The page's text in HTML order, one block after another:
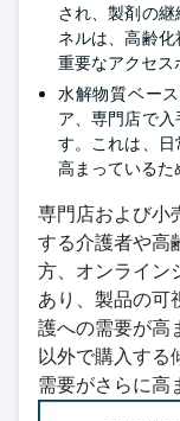
され、製剤の
ネルは、高齢
重要なアクセス
水解物質ベー
ア、専門店で
す。これは、
高まっているた
専門店および小
する介護者や高
方、オンライン
あり、製品の可
護への需要が高
以外で購入する
需要がさらに高